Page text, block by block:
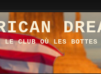
LE CLUB OÙ LES BOTTES